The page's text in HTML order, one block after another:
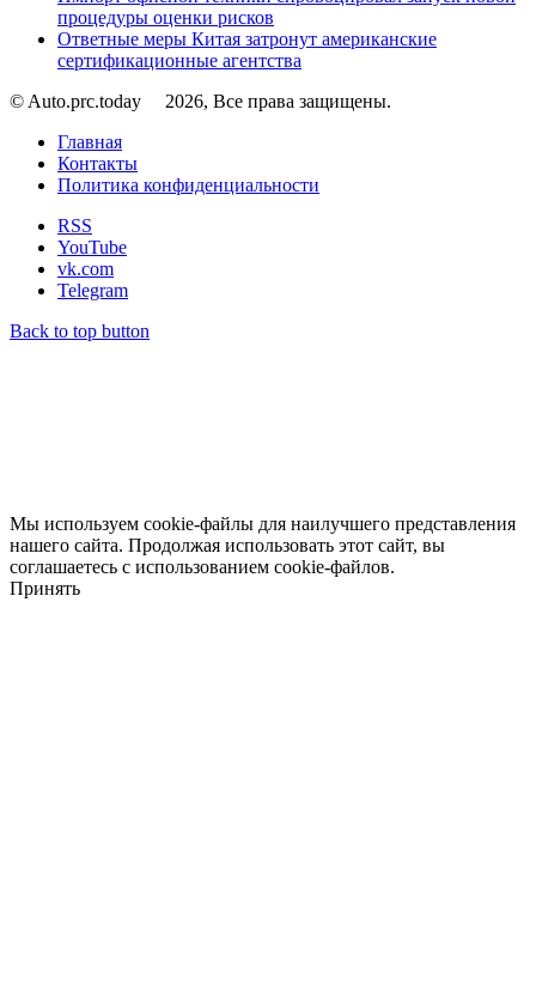
процедуры оценки рисков
Ответные меры Китая затронут американские
сертификационные агентства
© Auto.prc.today
2026, Все права защищены.
Главная
Контакты
Политика конфиденциальности
RSS
YouTube
vk.com
Telegram
Back to top button
Мы используем cookie-файлы для наилучшего представления
нашего сайта. Продолжая использовать этот сайт, вы
соглашаетесь с использованием cookie-файлов.
Принять